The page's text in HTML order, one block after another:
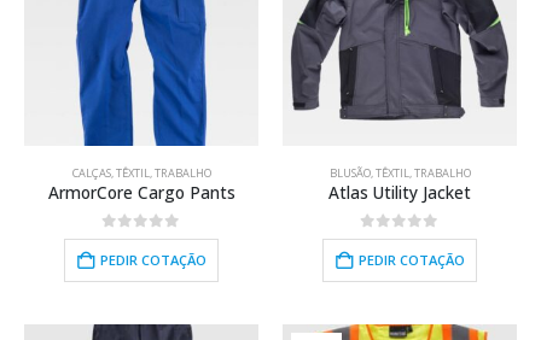
CALÇAS,TÊXTIL,TRABALHO
ArmorCore Cargo Pants
0out of 5
PEDIR COTAÇÃO
BLUSÃO,TÊXTIL,TRABALHO
Atlas Utility Jacket
0out of 5
PEDIR COTAÇÃO